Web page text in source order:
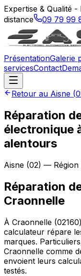
Expertise & Qualité
distance
09 79 99
PrésentationGalerie
servicesContact
Retour au Aisne (
Réparation
électronique
alentours
Aisne (02) — Région
Réparation
Craonnelle
À Craonnelle
calculateur répare
marques.
Craonnelle comme
envoient leurs
testés.